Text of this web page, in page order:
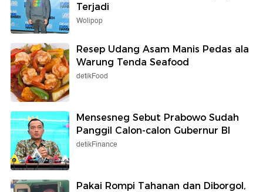
Terjadi
Wolipop
Resep Udang Asam Manis Pedas ala
Warung Tenda Seafood
detikFood
Mensesneg Sebut Prabowo Sudah
Panggil Calon-calon Gubernur BI
detikFinance
Pakai Rompi Tahanan dan Diborgol,